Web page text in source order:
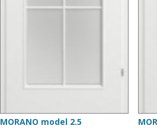
MORANO model 2.5